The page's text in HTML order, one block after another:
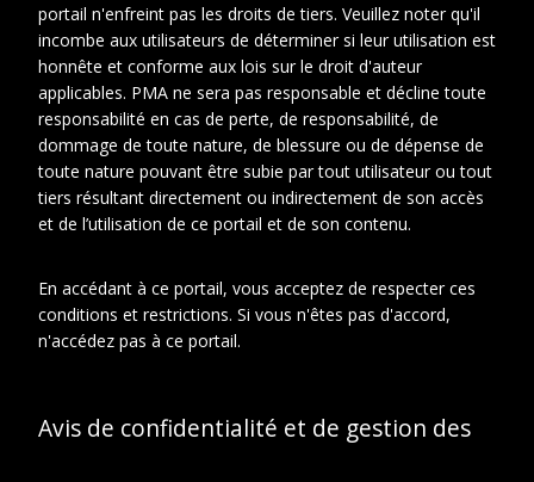
Duchamp, Yvonne
Duchamp, Suzanne
Duchamp, Justin Isidore dit
Eugène (1848-1925)
Lebourg, Clémence
Duchamp-Villon, Raymond
Duchamp, Marcel
Villon, Jacques
En relation
portail n'enfreint pas les droits de tiers. Veuillez noter qu'il
incombe aux utilisateurs de déterminer si leur utilisation est
honnête et conforme aux lois sur le droit d'auteur
applicables. PMA ne sera pas responsable et décline toute
responsabilité en cas de perte, de responsabilité, de
dommage de toute nature, de blessure ou de dépense de
toute nature pouvant être subie par tout utilisateur ou tout
tiers résultant directement ou indirectement de son accès
et de l’utilisation de ce portail et de son contenu.
En accédant à ce portail, vous acceptez de respecter ces
conditions et restrictions. Si vous n'êtes pas d'accord,
n'accédez pas à ce portail.
Avis de confidentialité et de gestion des